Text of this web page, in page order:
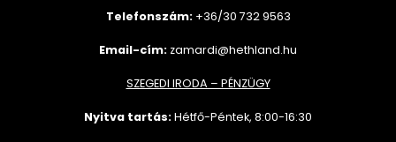
Telefonszám: +36/30 7329563
Email-cím: zamardi@hethland.hu
SZEGEDI IRODA – PÉNZÜGY
Nyitva tartás:Hétfő-Péntek, 8:00-16:30